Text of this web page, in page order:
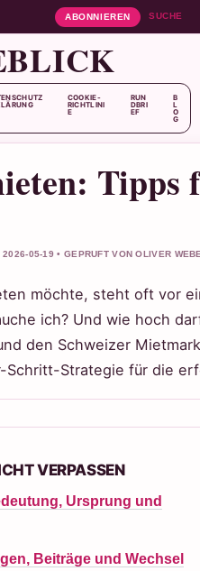
ABONNIEREN SUCHE
COOKIE-
RICHTLINI
E
RUN
DBRI
EF
B
L
O
G
Tipps
05-19 • GEPRUFT VON OLIVER
möchte, steht oft vor
ich? Und wie hoch
den Schweizer
Strategie für die
VERPASSEN
Ursprung und
Beiträge und Wechsel